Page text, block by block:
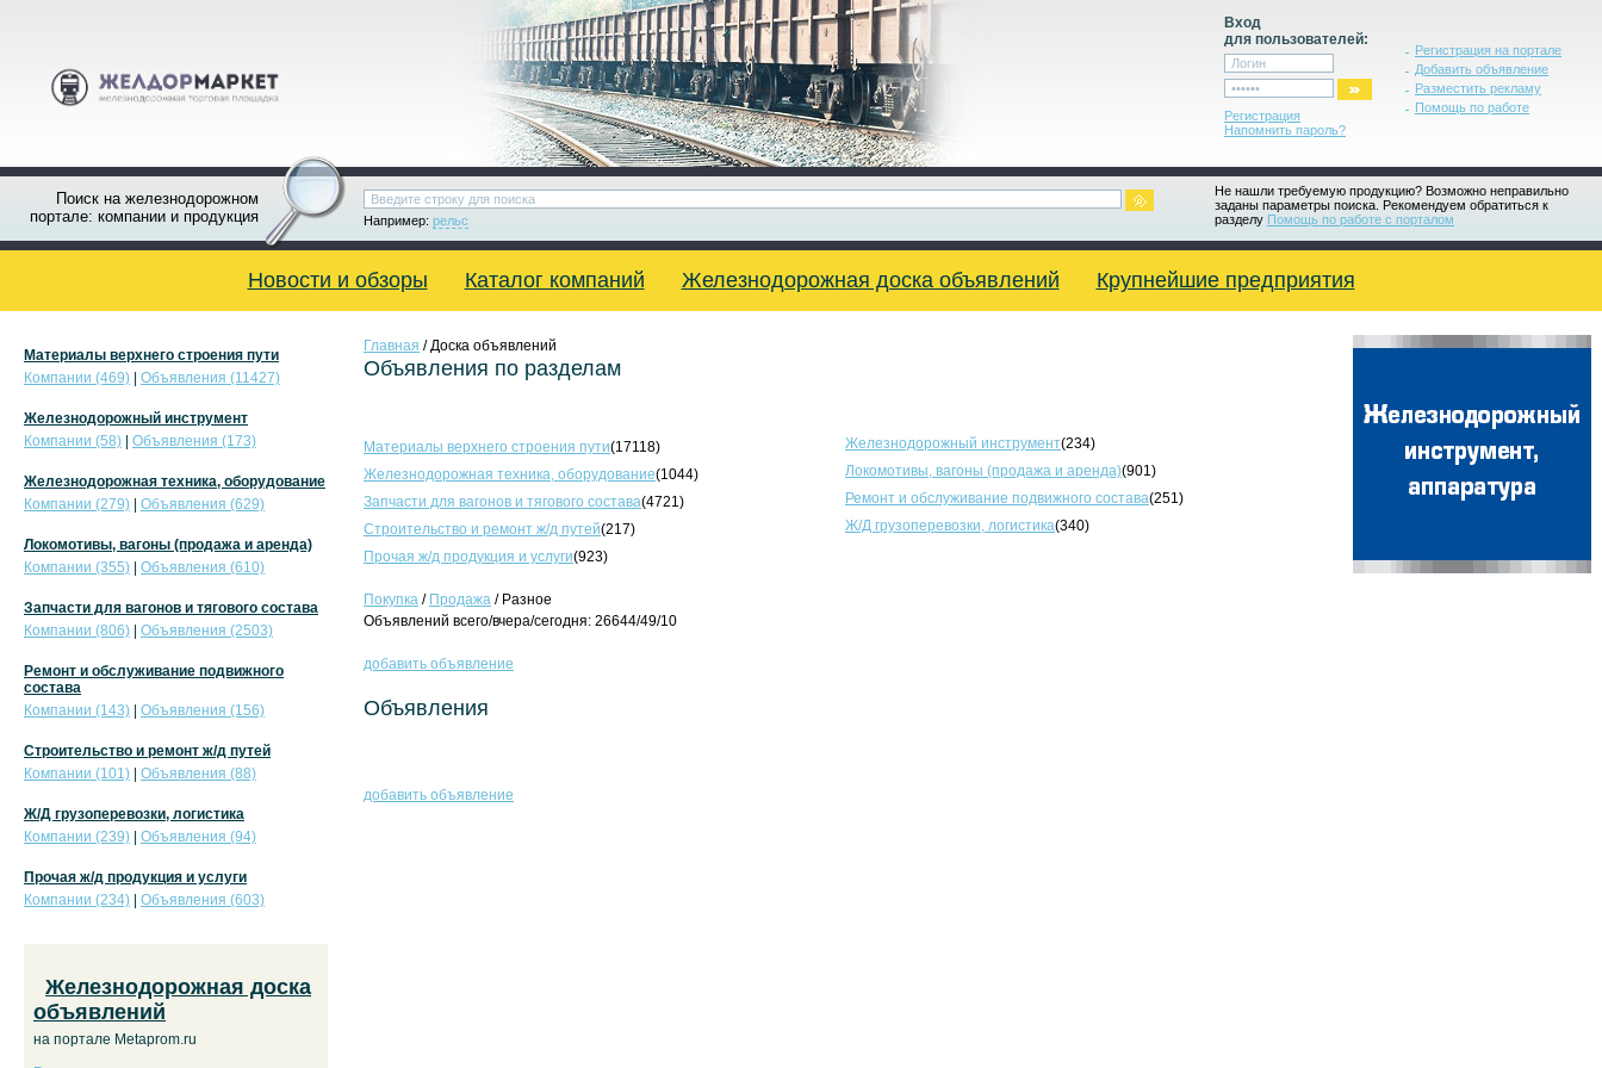
Вход
для пользователей:
Регистрация
Напомнить пароль?
Регистрация на портале
Добавить объявление
Разместить рекламу
Помощь по работе
Поиск на железнодорожном
портале: компании и продукция
Не нашли требуемую продукцию? Возможно неправильно
заданы параметры поиска. Рекомендуем обратиться к
разделу Помощь по работе с порталом
Например: рельс
Новости и обзоры Каталог компаний Железнодорожная доска объявлений Крупнейшие предприятия
Главная / Доска объявлений
Объявления по разделам
Материалы верхнего строения пути(17118) Железнодорожный инструмент(234)
Железнодорожная техника, оборудование(1044) Локомотивы, вагоны (продажа и аренда)(901)
Запчасти для вагонов и тягового состава(4721) Ремонт и обслуживание подвижного состава(251)
Строительство и ремонт ж/д путей(217) Ж/Д грузоперевозки, логистика(340)
Прочая ж/д продукция и услуги(923)
Покупка / Продажа / Разное
Объявлений всего/вчера/сегодня: 26644/49/10
добавить объявление
Объявления
добавить объявление
Материалы верхнего строения пути
Компании (469)
Объявления (11427)
Железнодорожный инструмент
Компании (58)
Объявления (173)
Железнодорожная техника, оборудование
Компании (279)
Объявления (629)
Локомотивы, вагоны (продажа и аренда)
Компании (355)
Объявления (610)
Запчасти для вагонов и тягового состава
Компании (806)
Объявления (2503)
Ремонт и обслуживание подвижного
состава
Компании (143)
Объявления (156)
Строительство и ремонт ж/д путей
Компании (101)
Объявления (88)
Ж/Д грузоперевозки, логистика
Компании (239)
Объявления (94)
Прочая ж/д продукция и услуги
Компании (234)
Объявления (603)
Железнодорожная доска
объявлений
на портале Metaprom.ru